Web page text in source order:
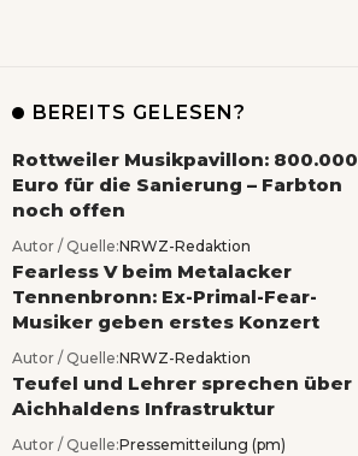
BEREITS GELESEN?
Rottweiler Musikpavillon: 800.000
Euro für die Sanierung – Farbton
noch offen
Autor / Quelle:NRWZ-Redaktion
Fearless V beim Metalacker
Tennenbronn: Ex-Primal-Fear-
Musiker geben erstes Konzert
Autor / Quelle:NRWZ-Redaktion
Teufel und Lehrer sprechen über
Aichhaldens Infrastruktur
Autor / Quelle:Pressemitteilung (pm)